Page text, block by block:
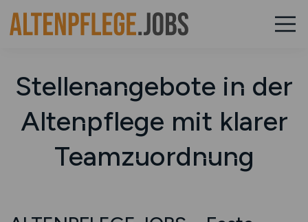
Stellenangebote in der
Altenpflege mit klarer
Teamzuordnung